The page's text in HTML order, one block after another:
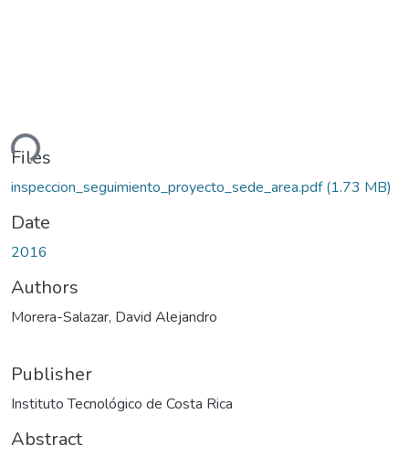
Files
inspeccion_seguimiento_proyecto_sede_area.pdf(1.73 MB)
Date
2016
Authors
Morera-Salazar, David Alejandro
Publisher
Instituto Tecnológico de Costa Rica
Abstract